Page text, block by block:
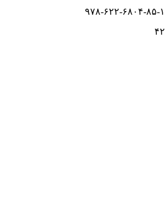
۹۷۸-۶۲۲-۶۸۰۴-۸۵-۱
۴۲